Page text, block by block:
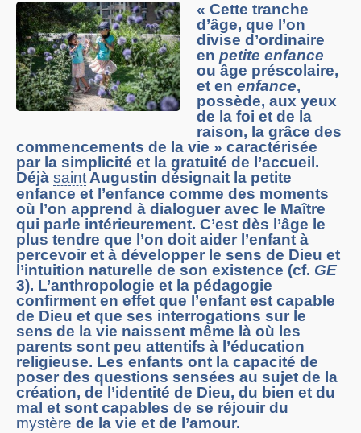
« Cette tranche
d’âge, que l’on
divise d’ordinaire
en petite enfance
ou âge préscolaire,
et en enfance,
possède, aux yeux
de la foi et de la
raison, la grâce des
commencements de la vie » caractérisée
par la simplicité et la gratuité de l’accueil.
Déjà saintAugustin désignait la petite
enfance et l’enfance comme des moments
où l’on apprend à dialoguer avec le Maître
qui parle intérieurement. C’est dès l’âge le
plus tendre que l’on doit aider l’enfant à
percevoir et à développer le sens de Dieu et
l’intuition naturelle de son existence (cf. GE
3). L’anthropologie et la pédagogie
confirment en effet que l’enfant est capable
de Dieu et que ses interrogations sur le
sens de la vie naissent même là où les
parents sont peu attentifs à l’éducation
religieuse. Les enfants ont la capacité de
poser des questions sensées au sujet de la
création, de l’identité de Dieu, du bien et du
mal et sont capables de se réjouir du
mystère de la vie et de l’amour.